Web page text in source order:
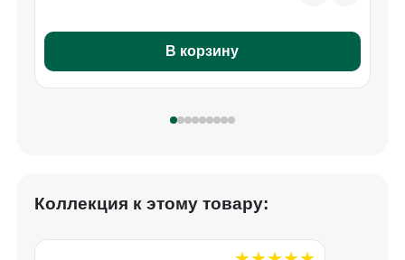
В корзину
Коллекция к этому товару: